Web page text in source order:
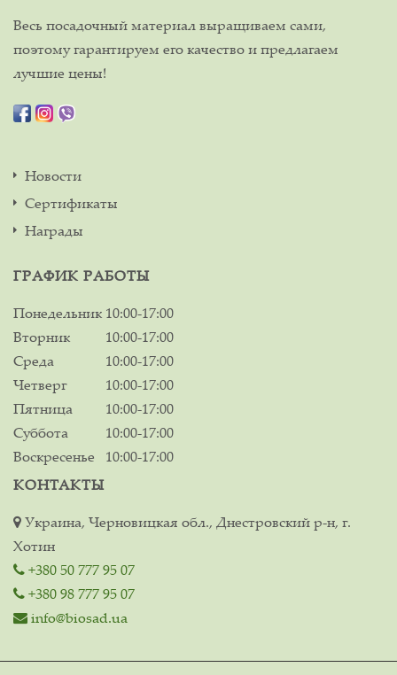
Весь посадочный материал выращиваем сами,
поэтому гарантируем его качество и предлагаем
лучшие цены!
Новости
Сертификаты
Награды
ГРАФИК РАБОТЫ
Понедельник 10:00-17:00
Вторник
10:00-17:00
Среда
10:00-17:00
Четверг
10:00-17:00
Пятница
10:00-17:00
Суббота
10:00-17:00
Воскресенье
10:00-17:00
КОНТАКТЫ
Украина, Черновицкая обл., Днестровский р-н, г.
Хотин
+380 50 777 95 07
+380 98 777 95 07
info@biosad.ua